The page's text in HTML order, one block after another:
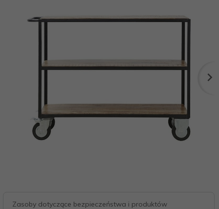
Zasoby dotyczące bezpieczeństwa i produktów